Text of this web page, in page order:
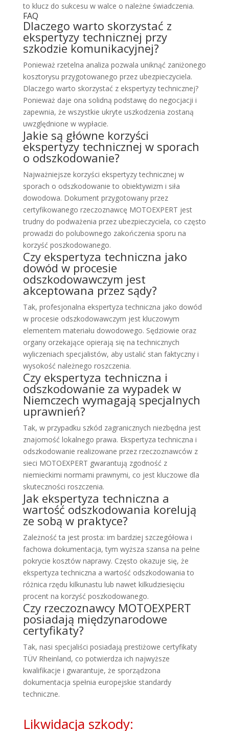
to klucz do sukcesu w walce o należne świadczenia.
FAQ
Dlaczego warto skorzystać z
ekspertyzy technicznej przy
szkodzie komunikacyjnej?
Ponieważ rzetelna analiza pozwala uniknąć zaniżonego
kosztorysu przygotowanego przez ubezpieczyciela.
Dlaczego warto skorzystać z ekspertyzy technicznej?
Ponieważ daje ona solidną podstawę do negocjacji i
zapewnia, że wszystkie ukryte uszkodzenia zostaną
uwzględnione w wypłacie.
Jakie są główne korzyści
ekspertyzy technicznej w sporach
o odszkodowanie?
Najważniejsze korzyści ekspertyzy technicznej w
sporach o odszkodowanie to obiektywizm i siła
dowodowa. Dokument przygotowany przez
certyfikowanego rzeczoznawcę MOTOEXPERT jest
trudny do podważenia przez ubezpieczyciela, co często
prowadzi do polubownego zakończenia sporu na
korzyść poszkodowanego.
Czy ekspertyza techniczna jako
dowód w procesie
odszkodowawczym jest
akceptowana przez sądy?
Tak, profesjonalna ekspertyza techniczna jako dowód
w procesie odszkodowawczym jest kluczowym
elementem materiału dowodowego. Sędziowie oraz
organy orzekające opierają się na technicznych
wyliczeniach specjalistów, aby ustalić stan faktyczny i
wysokość należnego roszczenia.
Czy ekspertyza techniczna i
odszkodowanie za wypadek w
Niemczech wymagają specjalnych
uprawnień?
Tak, w przypadku szkód zagranicznych niezbędna jest
znajomość lokalnego prawa. Ekspertyza techniczna i
odszkodowanie realizowane przez rzeczoznawców z
sieci MOTOEXPERT gwarantują zgodność z
niemieckimi normami prawnymi, co jest kluczowe dla
skuteczności roszczenia.
Jak ekspertyza techniczna a
wartość odszkodowania korelują
ze sobą w praktyce?
Zależność ta jest prosta: im bardziej szczegółowa i
fachowa dokumentacja, tym wyższa szansa na pełne
pokrycie kosztów naprawy. Często okazuje się, że
ekspertyza techniczna a wartość odszkodowania to
różnica rzędu kilkunastu lub nawet kilkudziesięciu
procent na korzyść poszkodowanego.
Czy rzeczoznawcy MOTOEXPERT
posiadają międzynarodowe
certyfikaty?
Tak, nasi specjaliści posiadają prestiżowe certyfikaty
TÜV Rheinland, co potwierdza ich najwyższe
kwalifikacje i gwarantuje, że sporządzona
dokumentacja spełnia europejskie standardy
techniczne.
Likwidacja szkody: